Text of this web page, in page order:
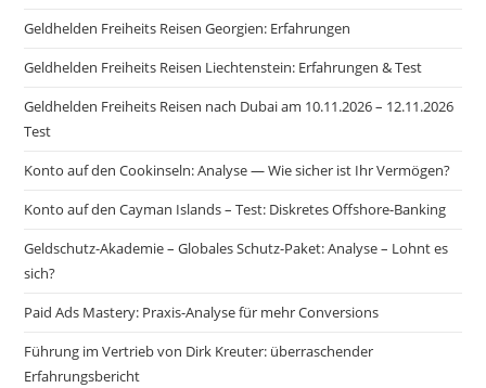
Geldhelden Freiheits Reisen Georgien: Erfahrungen
Geldhelden Freiheits Reisen Liechtenstein: Erfahrungen & Test
Geldhelden Freiheits Reisen nach Dubai am 10.11.2026 – 12.11.2026
Test
Konto auf den Cookinseln: Analyse — Wie sicher ist Ihr Vermögen?
Konto auf den Cayman Islands – Test: Diskretes Offshore-Banking
Geldschutz-Akademie – Globales Schutz-Paket: Analyse – Lohnt es
sich?
Paid Ads Mastery: Praxis-Analyse für mehr Conversions
Führung im Vertrieb von Dirk Kreuter: überraschender
Erfahrungsbericht